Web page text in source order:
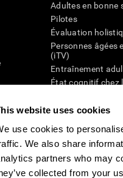
website uses cookies
use cookies to
We also share
partners who may
collected from your
Adultes en bonne
Pilotes
Évaluation
Personnes âgées
(iTV)
Entraînement
État cognitif chez
Révision